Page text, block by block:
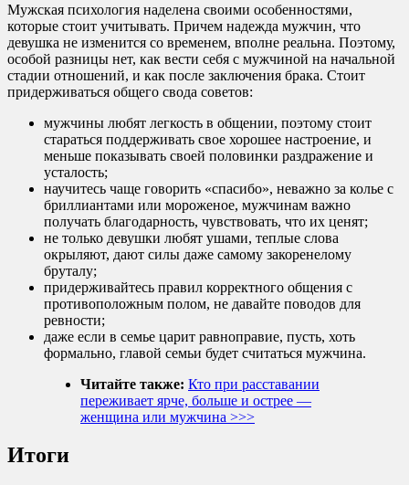
Мужская психология наделена своими особенностями,
которые стоит учитывать. Причем надежда мужчин, что
девушка не изменится со временем, вполне реальна. Поэтому,
особой разницы нет, как вести себя с мужчиной на начальной
стадии отношений, и как после заключения брака. Стоит
придерживаться общего свода советов:
мужчины любят легкость в общении, поэтому стоит
стараться поддерживать свое хорошее настроение, и
меньше показывать своей половинки раздражение и
усталость;
научитесь чаще говорить «спасибо», неважно за колье с
бриллиантами или мороженое, мужчинам важно
получать благодарность, чувствовать, что их ценят;
не только девушки любят ушами, теплые слова
окрыляют, дают силы даже самому закоренелому
бруталу;
придерживайтесь правил корректного общения с
противоположным полом, не давайте поводов для
ревности;
даже если в семье царит равноправие, пусть, хоть
формально, главой семьи будет считаться мужчина.
Читайте также: Кто при расставании
переживает ярче, больше и острее —
женщина или мужчина >>>
Итоги